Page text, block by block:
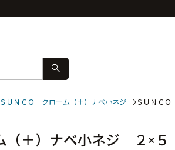
search
ＳＵＮＣＯ クローム（＋）ナベ小ネジ ＳＵＮＣ
（＋）ナベ小ネジ ２×